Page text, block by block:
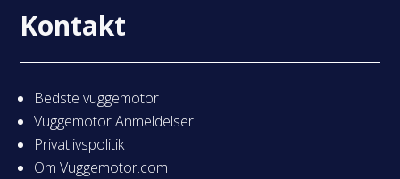
Kontakt
Bedste vuggemotor
Vuggemotor Anmeldelser
Privatlivspolitik
Om Vuggemotor.com